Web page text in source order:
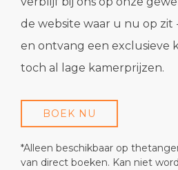
de website waar u nu op zit
en ontvang een exclusieve
toch al lage kamerprijzen.
BOEK NU
*Alleen beschikbaar op
van direct boeken. Kan niet